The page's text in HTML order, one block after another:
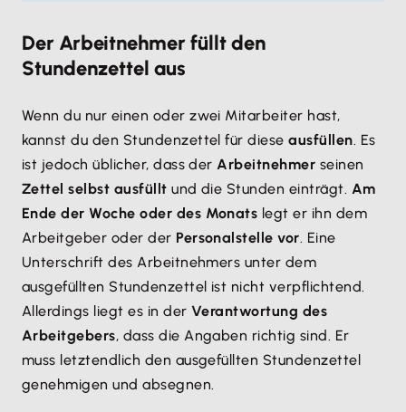
Der Arbeitnehmer füllt den
Stundenzettel aus
Wenn du nur einen oder zwei Mitarbeiter hast,
kannst du den Stundenzettel für dieseausfüllen. Es
ist jedoch üblicher, dass derArbeitnehmer seinen
Zettel selbst ausfüllt und die Stunden einträgt. Am
Ende der Woche oder des Monats legt er ihn dem
Arbeitgeber oder der Personalstelle vor. Eine
Unterschrift des Arbeitnehmers unter dem
ausgefüllten Stundenzettel ist nicht verpflichtend.
Allerdings liegt es in der Verantwortung des
Arbeitgebers, dass die Angaben richtig sind. Er
muss letztendlich den ausgefüllten Stundenzettel
genehmigen und absegnen.